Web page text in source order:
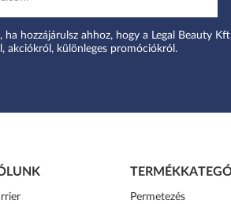
ha hozzájárulsz ahhoz, hogy a Legal Beauty
akciókról, különleges promóciókról.
Permetezés